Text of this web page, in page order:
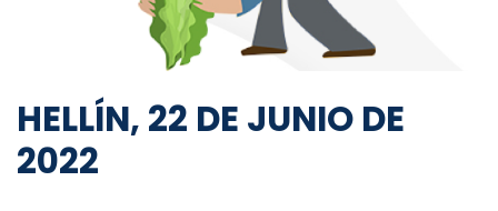
HELLÍN, 22 DE JUNIO DE
2022